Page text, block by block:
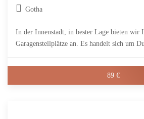
Gotha
In der Innenstadt, in bester Lage bieten wir
Garagenstellplätze an. Es handelt sich um
89 €